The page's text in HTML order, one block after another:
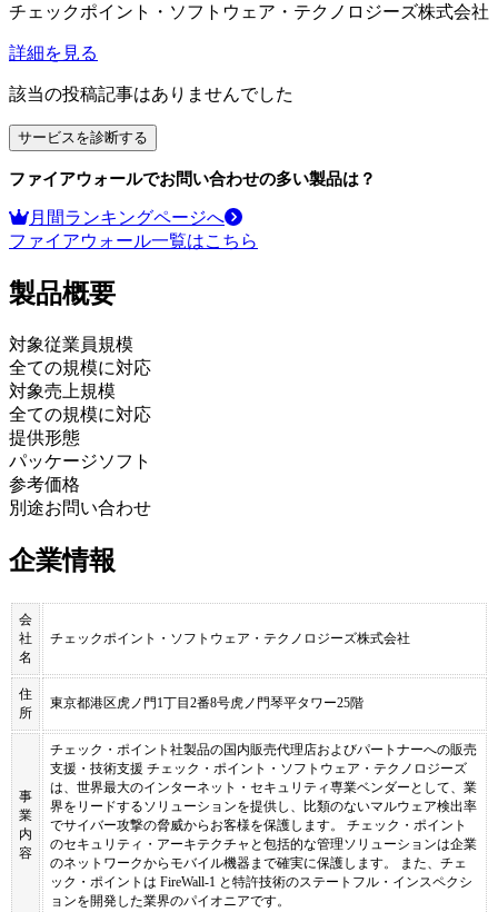
チェックポイント・ソフトウェア・テクノロジーズ株式会社
詳細を見る
該当の投稿記事はありませんでした
サービスを診断する
ファイアウォールでお問い合わせの多い製品は？
月間ランキングページへ
ファイアウォール一覧はこちら
製品概要
対象従業員規模
全ての規模に対応
対象売上規模
全ての規模に対応
提供形態
パッケージソフト
参考価格
別途お問い合わせ
企業情報
会
社
名
チェックポイント・ソフトウェア・テクノロジーズ株式会社
住
所
東京都港区虎ノ門1丁目2番8号虎ノ門琴平タワー25階
事
業
内
容
チェック・ポイント社製品の国内販売代理店およびパートナーへの販売
支援・技術支援 チェック・ポイント・ソフトウェア・テクノロジーズ
は、世界最大のインターネット・セキュリティ専業ベンダーとして、業
界をリードするソリューションを提供し、⽐類のないマルウェア検出率
でサイバー攻撃の脅威からお客様を保護します。 チェック・ポイント
のセキュリティ・アーキテクチャと包括的な管理ソリューションは企業
のネットワークからモバイル機器まで確実に保護します。 また、チェ
ック・ポイントは FireWall-1 と特許技術のステートフル・インスペクシ
ョンを開発した業界のパイオニアです。